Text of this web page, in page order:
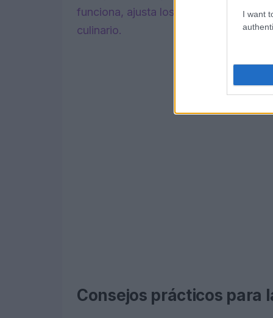
I want
funciona, ajusta los ingredientes o la
culinario.
Consejos prácticos para